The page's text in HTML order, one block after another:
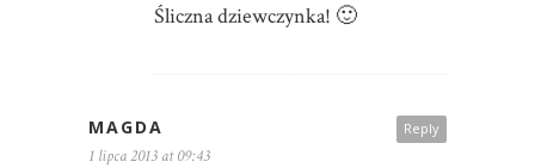
Śliczna dziewczynka! 🙂
Reply
MAGDA
1 lipca 2013 at 09:43